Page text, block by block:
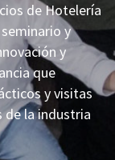
de Hotelería
y
y
que
y visitas
de la industria